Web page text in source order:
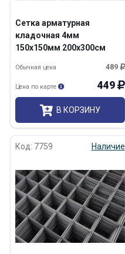
Сетка арматурная
кладочная 4мм
150х150мм 200х300см
489
Обычная цена
449
Цена по карте
В КОРЗИНУ
Код: 7759 Наличие